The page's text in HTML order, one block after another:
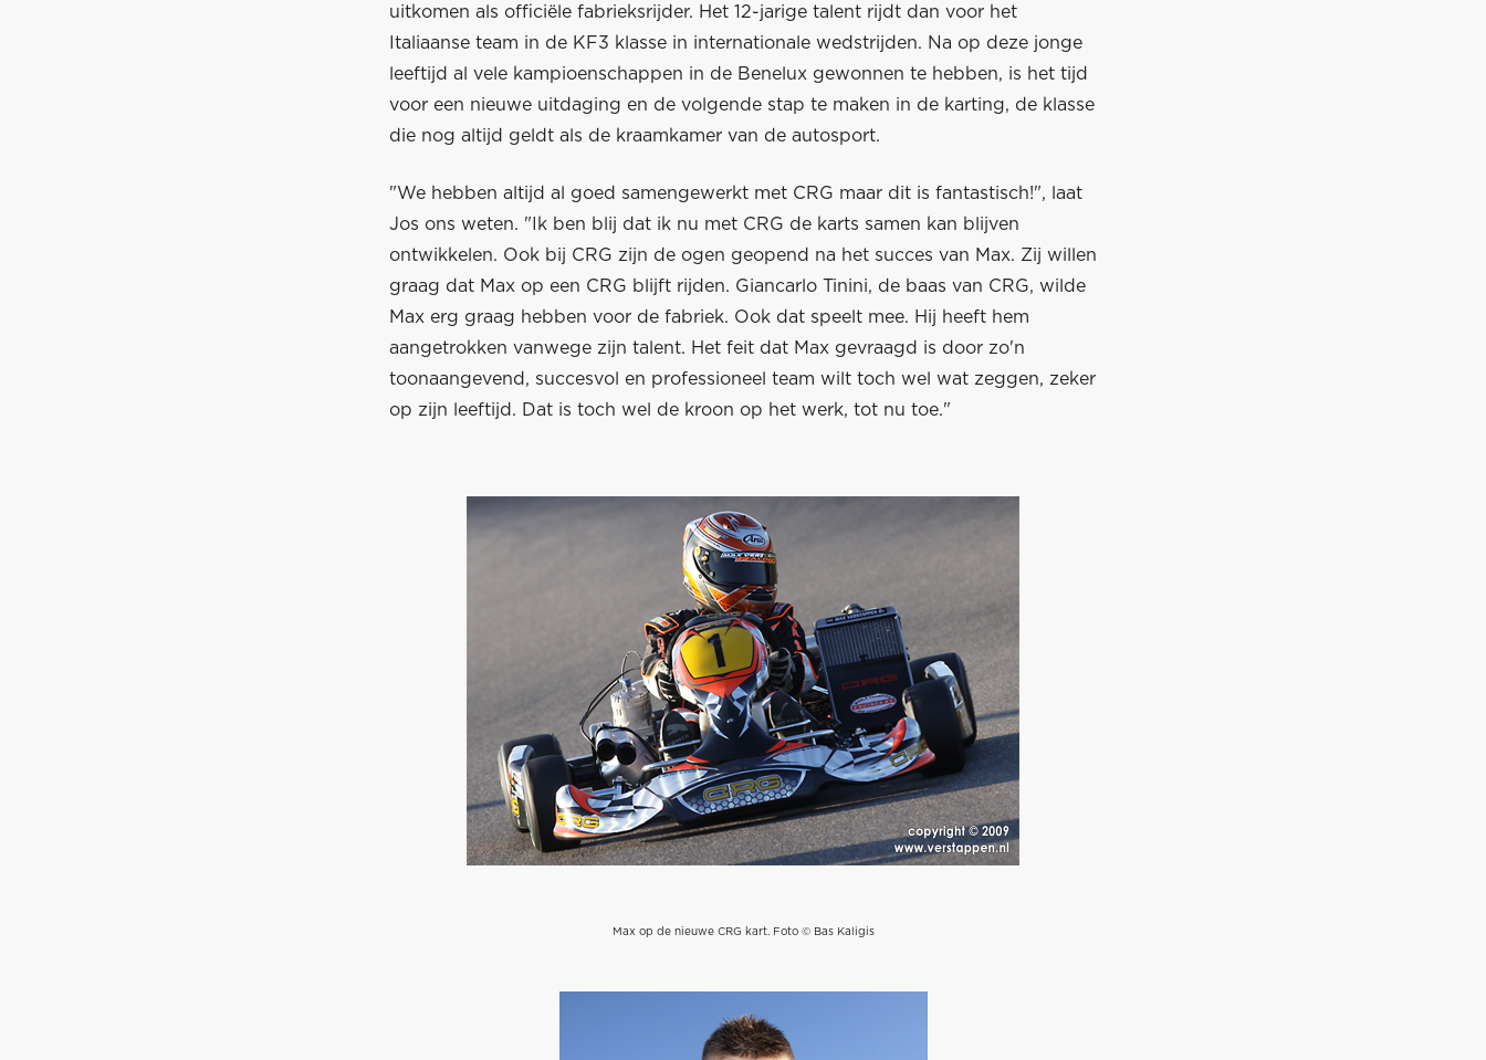
uitkomen als officiële fabrieksrijder. Het 12-jarige talent rijdt dan voor het
Italiaanse team in de KF3 klasse in internationale wedstrijden. Na op deze jonge
leeftijd al vele kampioenschappen in de Benelux gewonnen te hebben, is het tijd
voor een nieuwe uitdaging en de volgende stap te maken in de karting, de klasse
die nog altijd geldt als de kraamkamer van de autosport.
"We hebben altijd al goed samengewerkt met CRG maar dit is fantastisch!", laat
Jos ons weten. "Ik ben blij dat ik nu met CRG de karts samen kan blijven
ontwikkelen. Ook bij CRG zijn de ogen geopend na het succes van Max. Zij willen
graag dat Max op een CRG blijft rijden. Giancarlo Tinini, de baas van CRG, wilde
Max erg graag hebben voor de fabriek. Ook dat speelt mee. Hij heeft hem
aangetrokken vanwege zijn talent. Het feit dat Max gevraagd is door zo'n
toonaangevend, succesvol en professioneel team wilt toch wel wat zeggen, zeker
op zijn leeftijd. Dat is toch wel de kroon op het werk, tot nu toe."
Max op de nieuwe CRG kart. Foto © Bas Kaligis